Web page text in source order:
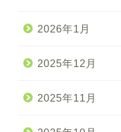
2026年1月
2025年12月
2025年11月